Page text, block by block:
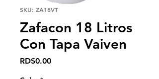
SKU: ZA18VT
Zafacon 18 Litros
Con Tapa Vaiven
RD$0.00Precio